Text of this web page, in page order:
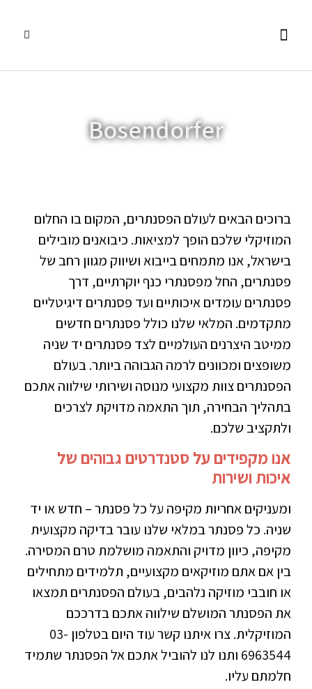
Bosendorfer
ברוכים הבאים לעולם הפסנתרים, המקום בו החלום
המוזיקלי שלכם הופך למציאות. כיבואנים מובילים
בישראל, אנו מתמחים בייבוא ושיווק מגוון רחב של
פסנתרים, החל מפסנתרי כנף יוקרתיים, דרך
פסנתרים עומדים איכותיים ועד פסנתרים דיגיטליים
מתקדמים. המלאי שלנו כולל פסנתרים חדשים
ממיטב היצרנים העולמיים לצד פסנתרים יד שניה
משופצים ומכוונים לרמה הגבוהה ביותר. בעולם
הפסנתרים צוות מקצועי מנוסה ושירותי שילווה אתכם
בתהליך הבחירה, תוך התאמה מדויקת לצרכים
ולתקציב שלכם.
אנו מקפידים על סטנדרטים גבוהים של
איכות ושירות
ומעניקים אחריות מקיפה על כל פסנתר – חדש או יד
שניה. כל פסנתר במלאי שלנו עובר בדיקה מקצועית
מקיפה, כיוון מדויק והתאמה מושלמת טרם המסירה.
בין אם אתם מוזיקאים מקצועיים, תלמידים מתחילים
או חובבי מוזיקה נלהבים, בעולם הפסנתרים תמצאו
את הפסנתר המושלם שילווה אתכם בדרככם
המוזיקלית. צרו איתנו קשר עוד היום בטלפון 03-
6963544 ותנו לנו להוביל אתכם אל הפסנתר שתמיד
חלמתם עליו.